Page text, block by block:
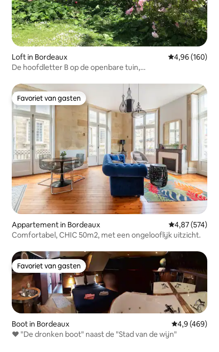
Loft in Bordeaux Gemiddelde
4,96 (160)
De hoofdletter B op de openbare tuin,
Favoriet van gasten
Favoriet van gasten
Appartement in Bordeaux Gemiddelde
4,87 (574)
Comfortabel, CHIC 50m2, met een ongelooflijk uitzicht.
Favoriet van gasten
Favoriet van gasten
Boot in Bordeaux Gemiddelde
4,9 (469)
❤️ "De dronken boot" naast de "Stad van de wijn"